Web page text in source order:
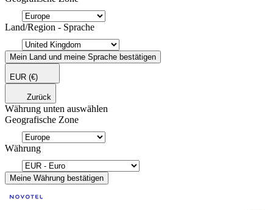
Land/Region - Sprache
Mein Land und meine Sprache bestätigen
EUR (€)
Zurück
Währung unten auswählen
Geografische Zone
Währung
Meine Währung bestätigen